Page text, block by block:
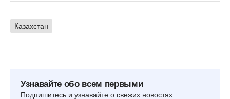
Казахстан
Узнавайте обо всем первыми
Подпишитесь и узнавайте о свежих новостях